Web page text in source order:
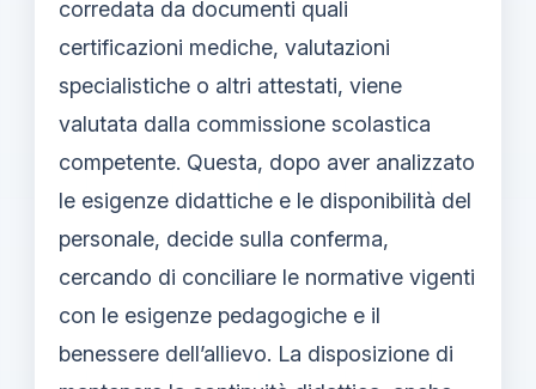
corredata da documenti quali
certificazioni mediche, valutazioni
specialistiche o altri attestati, viene
valutata dalla commissione scolastica
competente. Questa, dopo aver analizzato
le esigenze didattiche e le disponibilità del
personale, decide sulla conferma,
cercando di conciliare le normative vigenti
con le esigenze pedagogiche e il
benessere dell’allievo. La disposizione di